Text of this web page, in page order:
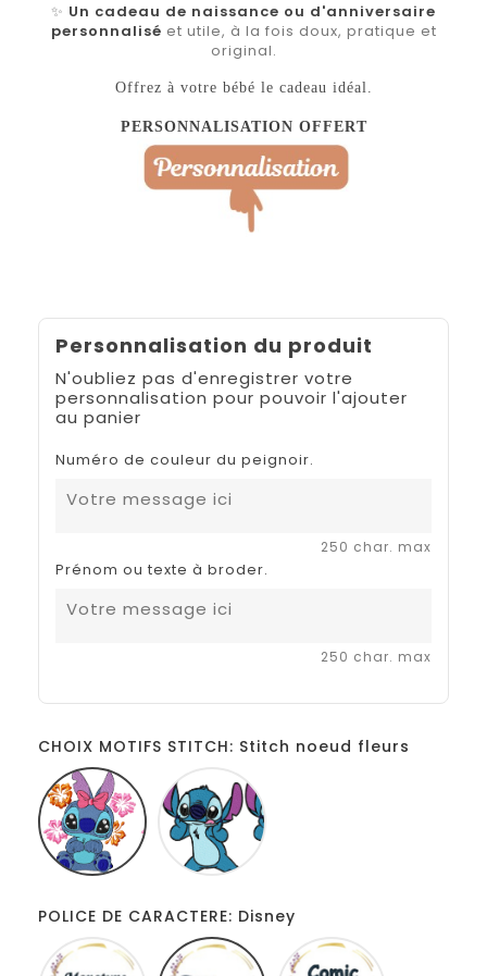
✨ Un cadeau de naissance ou d'anniversaire
personnalisé et utile, à la fois doux, pratique et
original.
Offrez à votre bébé le cadeau idéal.
PERSONNALISATION OFFERT
Personnalisation du produit
N'oubliez pas d'enregistrer votre
personnalisation pour pouvoir l'ajouter
au panier
Numéro de couleur du peignoir.
250 char. max
Prénom ou texte à broder.
250 char. max
CHOIX MOTIFS STITCH: Stitch noeud fleurs
Stitch
noeud
fleurs
la
langue
POLICE DE CARACTERE: Disney
Monotype
corsiva
Disney